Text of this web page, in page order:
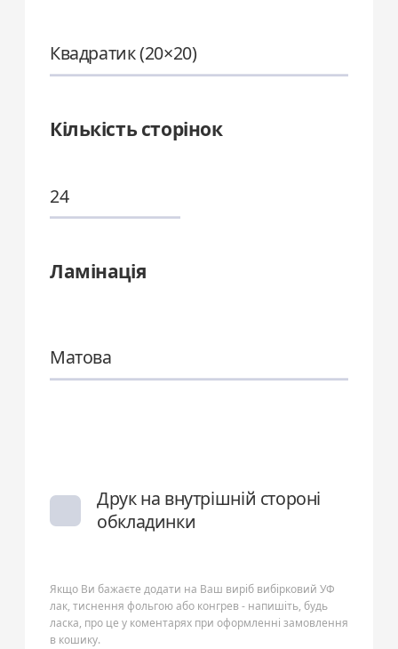
Квадратик (20×20)
Кількість сторінок
24
Ламінація
Матова
Друк на внутрішній стороні
обкладинки
Якщо Ви бажаєте додати на Ваш виріб вибірковий УФ
лак, тиснення фольгою або конгрев - напишіть, будь
ласка, про це у коментарях при оформленні замовлення
в кошику.